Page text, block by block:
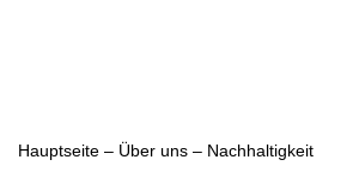
Hauptseite – Über uns – Nachhaltigkeit